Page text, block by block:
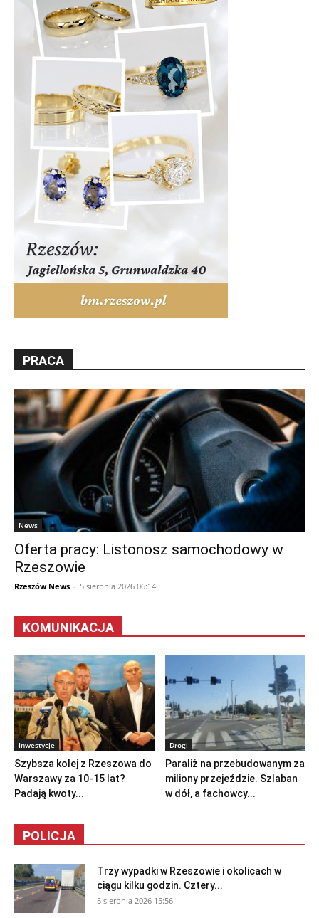
PRACA
News
Oferta pracy: Listonosz samochodowy w
Rzeszowie
Rzeszów News - 5 sierpnia 2026 06:14
KOMUNIKACJA
Inwestycje
Szybsza kolej z Rzeszowa do
Warszawy za 10-15 lat?
Padają kwoty...
Drogi
Paraliż na przebudowanym za
miliony przejeździe. Szlaban
w dół, a fachowcy...
POLICJA
Trzy wypadki w Rzeszowie i okolicach w
ciągu kilku godzin. Cztery...
5 sierpnia 2026 15:56